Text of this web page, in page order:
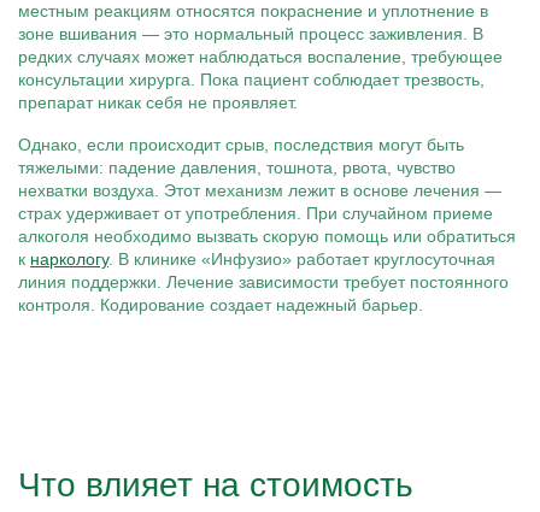
местным реакциям относятся покраснение и уплотнение в
зоне вшивания — это нормальный процесс заживления. В
редких случаях может наблюдаться воспаление, требующее
консультации хирурга. Пока пациент соблюдает трезвость,
препарат никак себя не проявляет.
Однако, если происходит срыв, последствия могут быть
тяжелыми: падение давления, тошнота, рвота, чувство
нехватки воздуха. Этот механизм лежит в основе лечения —
страх удерживает от употребления. При случайном приеме
алкоголя необходимо вызвать скорую помощь или обратиться
к наркологу. В клинике «Инфузио» работает круглосуточная
линия поддержки. Лечение зависимости требует постоянного
контроля. Кодирование создает надежный барьер.
Что влияет на стоимость